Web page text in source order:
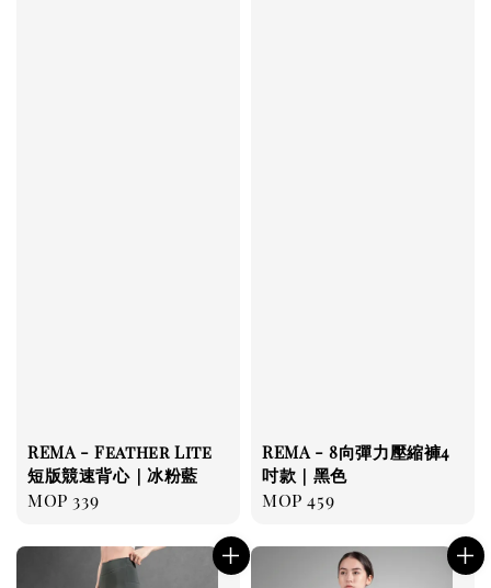
REMA - Feather Lite
短版競速背心｜冰粉藍
Regular
MOP 339
REMA - 8向彈力壓縮褲4
吋款｜黑色
Regular
MOP 459